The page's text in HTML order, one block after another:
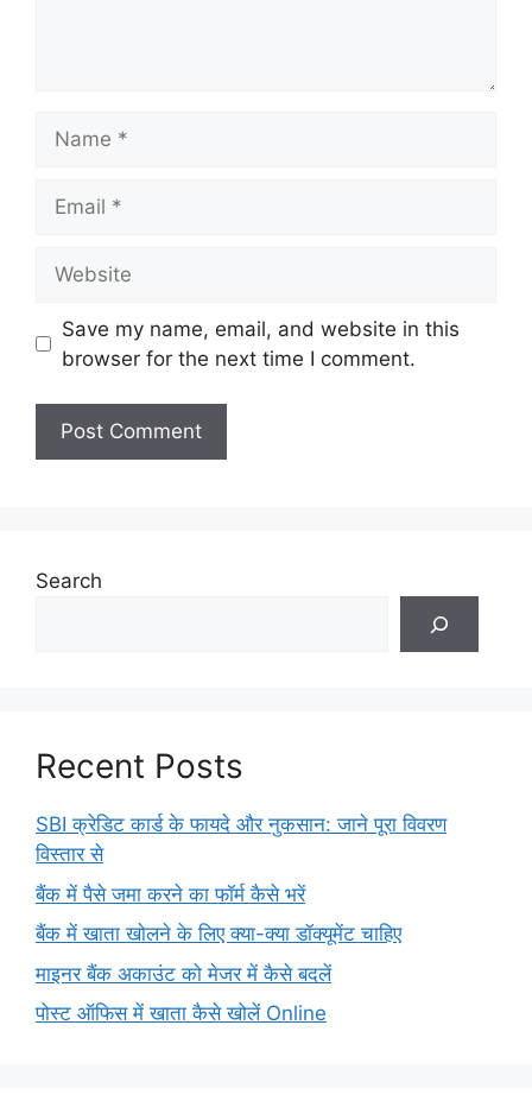
Save my name, email, and website in this
browser for the next time I comment.
Search
Recent Posts
SBI क्रेडिट कार्ड के फायदे और नुकसान: जाने पूरा विवरण
विस्तार से
बैंक में पैसे जमा करने का फॉर्म कैसे भरें
बैंक में खाता खोलने के लिए क्या-क्या डॉक्यूमेंट चाहिए
माइनर बैंक अकाउंट को मेजर में कैसे बदलें
पोस्ट ऑफिस में खाता कैसे खोलें Online